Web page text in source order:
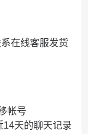
在线客服发货
帐号
14天的聊天记录